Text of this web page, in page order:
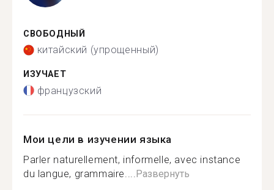
СВОБОДНЫЙ
китайский (упрощенный)
ИЗУЧАЕТ
французский
Мои цели в изучении языка
Parler naturellement, informelle, avec instance
du langue, grammaire.... Развернуть